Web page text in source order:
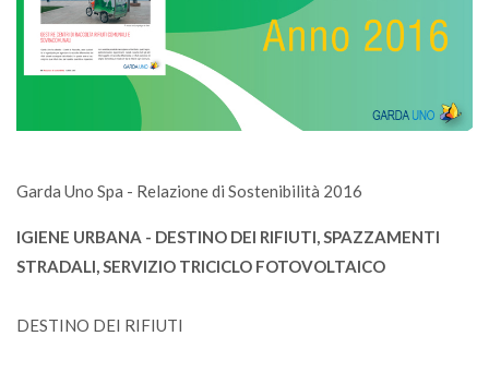
Garda Uno Spa - Relazione di Sostenibilità 2016
IGIENE URBANA - DESTINO DEI RIFIUTI, SPAZZAMENTI
STRADALI, SERVIZIO TRICICLO FOTOVOLTAICO
DESTINO DEI RIFIUTI